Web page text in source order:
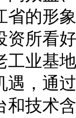
省的形
资所看
工业基
遇，通
和技术